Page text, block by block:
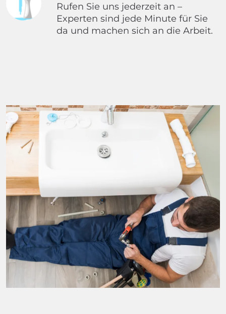
Rufen Sie uns jederzeit an –
Experten sind jede Minute für Sie
da und machen sich an die Arbeit.